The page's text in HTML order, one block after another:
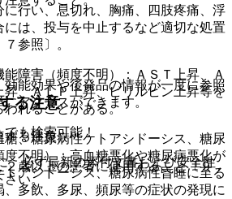
に行い、息切れ、胸痛、四肢疼痛、浮
は、投与を中止するなど適切な処置
参照〕。
障害（頻度不明）：ＡＳＴ上昇、Ａ
昇、ＡＬＰ上昇、ビリルビン上昇等を
れることがある。
、糖尿病性ケトアシドーシス、糖尿
不明）：高血糖悪化や糖尿病悪化が
アシドーシス、糖尿病性昏睡に至る
、多飲、多尿、頻尿等の症状の発現に
る注意
する注意）
歳以上の患者に使用すること〔９．
能効果や後発品の情報が一度に参照
アクセスができます。
も検索可能！
必ず最新の添付文書および安全性
さい。